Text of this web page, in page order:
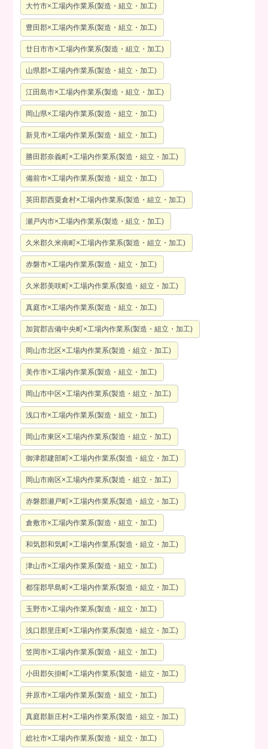
大竹市×工場内作業系(製造・組立・加工)
豊田郡×工場内作業系(製造・組立・加工)
廿日市市×工場内作業系(製造・組立・加工)
山県郡×工場内作業系(製造・組立・加工)
江田島市×工場内作業系(製造・組立・加工)
岡山県×工場内作業系(製造・組立・加工)
新見市×工場内作業系(製造・組立・加工)
勝田郡奈義町×工場内作業系(製造・組立・加工)
備前市×工場内作業系(製造・組立・加工)
英田郡西粟倉村×工場内作業系(製造・組立・加工)
瀬戸内市×工場内作業系(製造・組立・加工)
久米郡久米南町×工場内作業系(製造・組立・加工)
赤磐市×工場内作業系(製造・組立・加工)
久米郡美咲町×工場内作業系(製造・組立・加工)
真庭市×工場内作業系(製造・組立・加工)
加賀郡吉備中央町×工場内作業系(製造・組立・加工)
岡山市北区×工場内作業系(製造・組立・加工)
美作市×工場内作業系(製造・組立・加工)
岡山市中区×工場内作業系(製造・組立・加工)
浅口市×工場内作業系(製造・組立・加工)
岡山市東区×工場内作業系(製造・組立・加工)
御津郡建部町×工場内作業系(製造・組立・加工)
岡山市南区×工場内作業系(製造・組立・加工)
赤磐郡瀬戸町×工場内作業系(製造・組立・加工)
倉敷市×工場内作業系(製造・組立・加工)
和気郡和気町×工場内作業系(製造・組立・加工)
津山市×工場内作業系(製造・組立・加工)
都窪郡早島町×工場内作業系(製造・組立・加工)
玉野市×工場内作業系(製造・組立・加工)
浅口郡里庄町×工場内作業系(製造・組立・加工)
笠岡市×工場内作業系(製造・組立・加工)
小田郡矢掛町×工場内作業系(製造・組立・加工)
井原市×工場内作業系(製造・組立・加工)
真庭郡新庄村×工場内作業系(製造・組立・加工)
総社市×工場内作業系(製造・組立・加工)